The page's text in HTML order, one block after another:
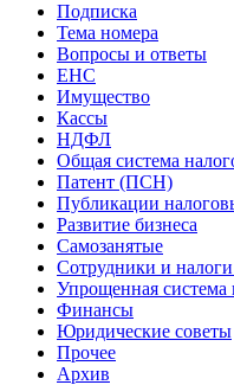
Подписка
Тема номера
Вопросы и ответы
ЕНС
Имущество
Кассы
НДФЛ
Общая система
Патент (ПСН)
Публикации
Развитие бизнеса
Самозанятые
Сотрудники и
Упрощенная
Финансы
Юридические советы
Прочее
Архив